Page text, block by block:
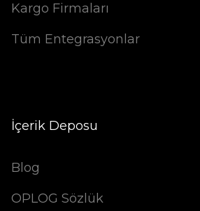
Kargo Firmaları
Tüm Entegrasyonlar
İçerik Deposu
Blog
OPLOG Sözlük